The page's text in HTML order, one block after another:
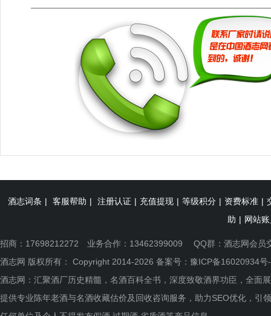
酒志词条 | 客服帮助 | 注册认证 | 充值提现 | 等级积分 | 资费标准 |
助 | 网站
招商：17698212272 业务合作：13462399009 QQ群： 酒志网会员
酒志网 版权所有： Copyright 2014-2026 备案号： 豫ICP备16020934号
酒志网：汇聚酒厂历史精髓，名酒百科全书，深度致敬酒界功臣，全面
提供专业陈年老酒与名酒收藏估价及回收咨询服务，助力SEO优化，引